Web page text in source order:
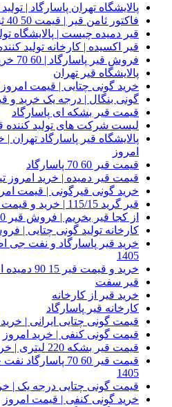
پالایشگاه تهران پاسارگاد | تولید قیر
فاکتور ثامن قیر | قیمت 50 40 ثبت خرید امروز
قیر دمیده چیست | پالایشگاه
قیر اکسیده | کارخانه تولید
فروش قیر پاسارگاد | 60 70 خرید امروز از پالایشگاه تهران
پالایشگاه قیر تهران
خرید گونی چتایی | قیمت امروز 22 تیرماه 1405
گونی بنگال | درجه یک خرید و
قیمت قیر بشکه ای پاسارگاد
لیست شرکت های تولید کننده
امروز
قیمت قیر 60 70 پاسارگاد
قیمت قیر دمیده | خرید امروز
خرید گونی قیرگونی | قیمت امروز
قیر گرید 115/15 | خرید و قیمت روز
از کجا قیر بخریم | فروش قیر 60 70 پالایشگاه پاسارگاد
کارخانه تولید گونی چتایی |
خرید قیر پاسارگاد و نفت جی
1405
خرید و قیمت قیر 15 90 دمیده امروز
قیر سفت
خرید قیر از کارخانه
کارخانه قیر پاسارگاد
قیمت گونی چتایی ایرانی | خرید
قیمت گونی کنفی | خرید امروز
قیمت قیر بشکه 220 لیتری | خرید امروز پالایشگاه
قیمت قیر 60 70
1405
قیمت گونی چتایی درجه یک | خرید
خرید گونی کنفی | قیمت امروز